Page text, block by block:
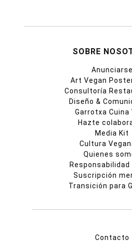
SOBRE
Anunciarse
Art Vegan
Consultoría
Diseño &
Garrotxa Cuina
Hazte
Media Kit
Cultura
Quienes
Responsabilidad
Suscripción
Transición para
Contacto